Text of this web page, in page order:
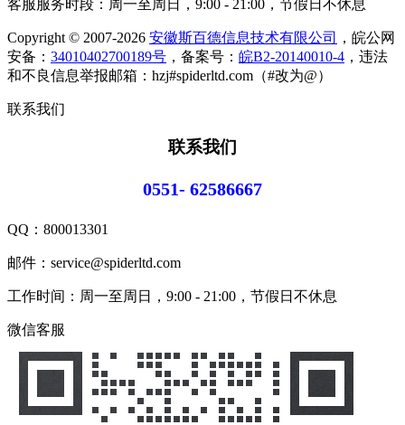
客服服务时段：周一至周日，9:00 - 21:00，节假日不休息
Copyright © 2007-2026 安徽斯百德信息技术有限公司
，皖公网
安备： 34010402700189号 ，备案号： 皖B2-20140010-4 ，违法
和不良信息举报邮箱：hzj#spiderltd.com（#改为@）
联系我们
联系我们
0551- 62586667
QQ： 800013301
邮件：service@spiderltd.com
工作时间：周一至周日，9:00 - 21:00，节假日不休息
微信客服